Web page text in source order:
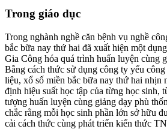
Trong giáo dục
Trong nghành nghề căn bệnh vụ nghề
bắc bữa nay thứ hai đã xuất hiện một
Gia Công hóa quá trình huấn luyện cùng
Bằng cách thức sử dụng công ty yếu công
liệu, xổ số miền bắc bữa nay thứ hai nhịn
định hiệu suất học tập của từng học sinh,
tượng huấn luyện cùng giảng dạy phù
chắc rằng mỗi học sinh phần lớn sở hữu
cải cách thức cùng phát triển kiến thức